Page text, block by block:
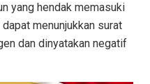
yang hendak memasuki
menunjukkan surat
dan dinyatakan negatif